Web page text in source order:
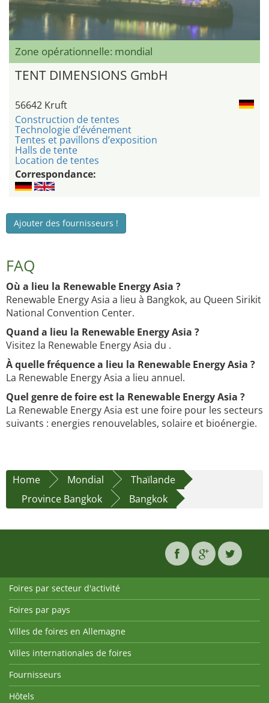
Zone opérationnelle: mondial
TENT DIMENSIONS GmbH
56642 Kruft
Construction de tentes
Technologie d’événement
Tentes et pavillons d’exposition
Halls de tente
Location de tentes
Correspondance:
Ajouter des fournisseurs !
FAQ
Où a lieu la Renewable Energy Asia ?
Renewable Energy Asia a lieu à Bangkok, au Queen Sirikit
National Convention Center.
Quand a lieu la Renewable Energy Asia ?
Visitez la Renewable Energy Asia du .
À quelle fréquence a lieu la Renewable Energy Asia ?
La Renewable Energy Asia a lieu annuel.
Quel genre de foire est la Renewable Energy Asia ?
La Renewable Energy Asia est une foire pour les secteurs
suivants : energies renouvelables, solaire et bioénergie.
Home Mondial
Thaïlande
Province Bangkok
Bangkok
Foires par secteur d'activité
Foires par pays
Villes de foires en Allemagne
Villes internationales de foires
Fournisseurs
Hôtels